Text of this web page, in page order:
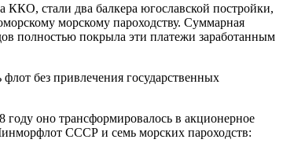
стали два балкера югославской постройки,
морскому пароходству. Суммарная
полностью покрыла эти платежи заработанным
без привлечения государственных
оно трансформировалось в акционерное
СССР и семь морских пароходств: